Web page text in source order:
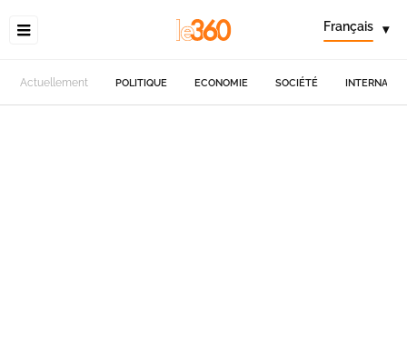
Français ▾
Actuellement POLITIQUE ECONOMIE SOCIÉTÉ